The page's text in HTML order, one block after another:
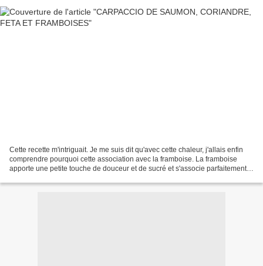
Cette recette m'intriguait. Je me suis dit qu'avec cette chaleur, j'allais enfin
comprendre pourquoi cette association avec la framboise. La framboise
apporte une petite touche de douceur et de sucré et s'associe parfaitement